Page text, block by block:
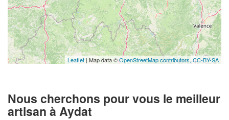
Leaflet | Map data ©OpenStreetMap contributors, CC-BY-SA
Nous cherchons pour vous le meilleur
artisan à Aydat